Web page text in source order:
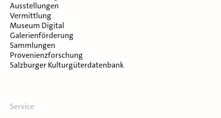
Ausstellungen
Vermittlung
Museum Digital
Galerienförderung
Sammlungen
Provenienzforschung
Salzburger Kulturgüterdatenbank
Service